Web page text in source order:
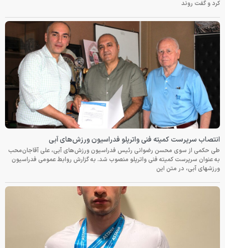
کرد و گفت روند
انتصاب سرپرست کمیته فنی واترپلو فدراسیون ورزش‌های آبی
طی حکمی از سوی محسن رضوانی رئیس فدراسیون ورزش‌های آبی، علی آقاجان‌محب
به عنوان سرپرست کمیته فنی واترپلو منصوب شد. به گزارش روابط عمومی فدراسیون
ورزشهای آبی، در متن این